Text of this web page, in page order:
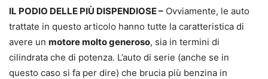
IL PODIO DELLE PIÙ DISPENDIOSE – Ovviamente, le auto
trattate in questo articolo hanno tutte la caratteristica di
avere un motore molto generoso, sia in termini di
cilindrata che di potenza. L’auto di serie (anche se in
questo caso si fa per dire) che brucia più benzina in